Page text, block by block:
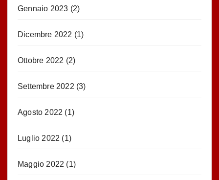
Gennaio 2023 (2)
Dicembre 2022 (1)
Ottobre 2022 (2)
Settembre 2022 (3)
Agosto 2022 (1)
Luglio 2022 (1)
Maggio 2022 (1)